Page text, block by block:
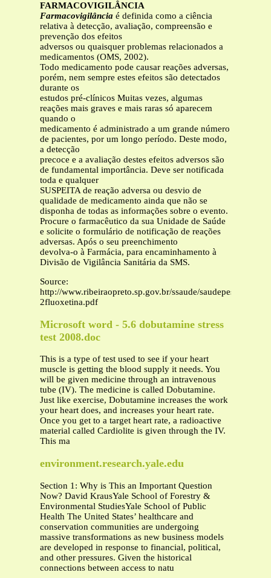
FARMACOVIGILÂNCIA
Farmacovigilância é definida como a ciência
relativa à detecção, avaliação, compreensão e
prevenção dos efeitos
adversos ou quaisquer problemas relacionados a
medicamentos (OMS, 2002).
Todo medicamento pode causar reações adversas,
porém, nem sempre estes efeitos são detectados
durante os
estudos pré-clínicos Muitas vezes, algumas
reações mais graves e mais raras só aparecem
quando o
medicamento é administrado a um grande número
de pacientes, por um longo período. Deste modo,
a detecção
precoce e a avaliação destes efeitos adversos são
de fundamental importância. Deve ser notificada
toda e qualquer
SUSPEITA de reação adversa ou desvio de
qualidade de medicamento ainda que não se
disponha de todas as informações sobre o evento.
Procure o farmacêutico da sua Unidade de Saúde
e solicite o formulário de notificação de reações
adversas. Após o seu preenchimento
devolva-o à Farmácia, para encaminhamento à
Divisão de Vigilância Sanitária da SMS.
Source:
http://www.ribeiraopreto.sp.gov.br/ssaude/saudepessoal/
2fluoxetina.pdf
Microsoft word - 5.6 dobutamine stress
test 2008.doc
This is a type of test used to see if your heart
muscle is getting the blood supply it needs. You
will be given medicine through an intravenous
tube (IV). The medicine is called Dobutamine.
Just like exercise, Dobutamine increases the work
your heart does, and increases your heart rate.
Once you get to a target heart rate, a radioactive
material called Cardiolite is given through the IV.
This ma
environment.research.yale.edu
Section 1: Why is This an Important Question
Now? David KrausYale School of Forestry &
Environmental StudiesYale School of Public
Health The United States’ healthcare and
conservation communities are undergoing
massive transformations as new business models
are developed in response to financial, political,
and other pressures. Given the historical
connections between access to natu